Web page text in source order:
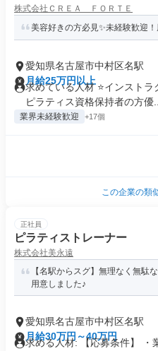
株式会社ＣＲＥＡ ＦＯＲＴＥ
美容好きの方必見✨未経験歓迎
愛知県名古屋市中村区名駅
月給25万円以上
求めている人材 ⭐インスト
ピラティス資格保持者の方優...
業界未経験歓迎 +17個
この企業の類
正社員
ピラティストレーナー
株式会社美永遠
【名駅からスグ】無理なく無駄
用意しました♪
愛知県名古屋市中村区名駅
月給30万円～40万円
求める人材: 【応募条件】 ・